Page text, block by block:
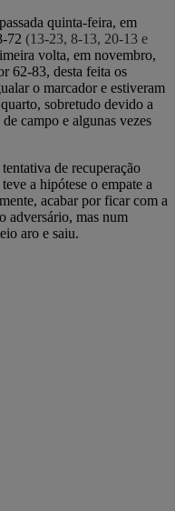
quinta-feira, em
72 (13-23, 8-13, 20-13 e
volta, em novembro,
62-83, desta feita os
o marcador e estiveram
sobretudo devido a
campo e algunas vezes
de recuperação
a hipótese o empate a
acabar por ficar com a
adversário, mas num
aro e saiu.